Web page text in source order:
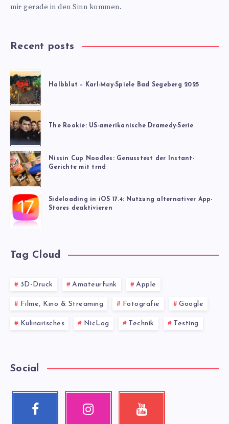
mir gerade in den Sinn kommen.
Recent posts
Halbblut – Karl-May-Spiele Bad Segeberg 2025
The Rookie: US-amerikanische Dramedy-Serie
Nissin Cup Noodles: Genusstest der Instant-
Gerichte mit trnd
Sideloading in iOS 17.4: Nutzung alternativer App-
Stores deaktivieren
Tag Cloud
3D-Druck Amateurfunk Apple
Filme, Kino & Streaming Fotografie Google
Kulinarisches NicLog Technik Testing
Social
Facebook Instagram Youtube